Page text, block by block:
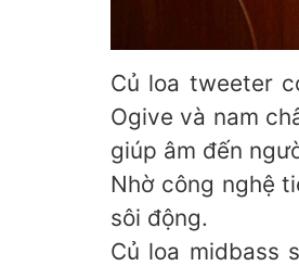
Củ loa tweeter
Ogive và nam
giúp âm đến
Nhờ công nghệ
sôi động.
Củ loa midbass